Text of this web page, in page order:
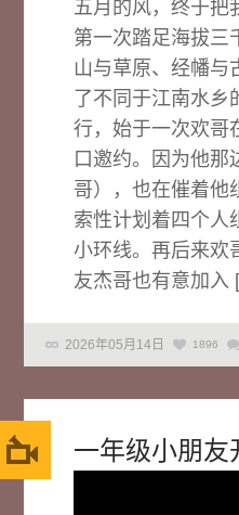
五月的风，终于把
第一次踏足海拔三
山与草原、经幡与
了不同于江南水
行，始于一次欢哥
口邀约。因为他那
哥），也在催着他
索性计划着四个人
小环线。再后来欢
友杰哥也有意加入
2026年05月14日 1896
一年级小朋友